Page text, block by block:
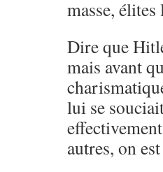
masse,
Dire que
mais avant
lui se
autres, on